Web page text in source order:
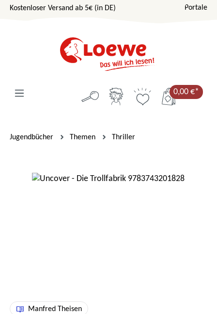
Zum Hauptinhalt springen
Kostenloser Versand ab 5€ (in DE) Portale
0,00 €*
Jugendbücher Themen Thriller
Bildergalerie überspringen
Manfred Theisen